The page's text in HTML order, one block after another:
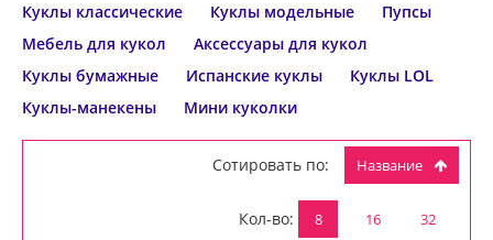
Куклы классические
Куклы модельные
Пупсы
Мебель для кукол
Аксессуары для кукол
Куклы бумажные
Испанские куклы
Куклы LOL
Куклы-манекены
Мини куколки
Сотировать по: Название
Кол-во: 8 16 32